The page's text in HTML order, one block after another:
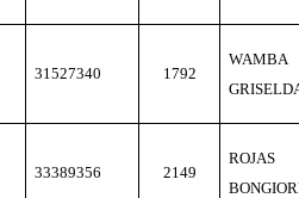
31527340 1792
33389356 2149
ROJAS